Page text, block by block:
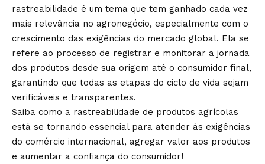
rastreabilidade é um tema que tem ganhado cada vez
mais relevância no agronegócio, especialmente com o
crescimento das exigências do mercado global. Ela se
refere ao processo de registrar e monitorar a jornada
dos produtos desde sua origem até o consumidor final,
garantindo que todas as etapas do ciclo de vida sejam
verificáveis e transparentes.
Saiba como a rastreabilidade de produtos agrícolas
está se tornando essencial para atender às exigências
do comércio internacional, agregar valor aos produtos
e aumentar a confiança do consumidor!